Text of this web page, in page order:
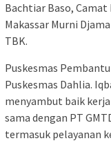
Bachtiar Baso, Camat
Makassar Murni
TBK.
Puskesmas
Puskesmas Dahlia.
menyambut baik
sama dengan PT
termasuk pelayanan